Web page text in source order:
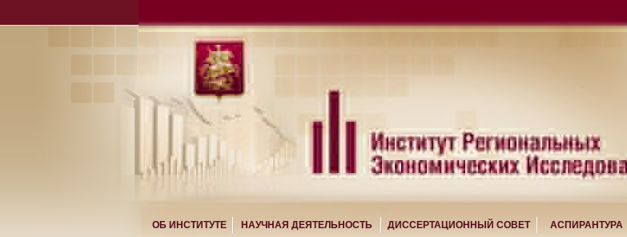
ОБ ИНСТИТУТЕ НАУЧНАЯ ДЕЯТЕЛЬНОСТЬ ДИССЕРТАЦИОННЫЙ СОВЕТ АСПИРАНТУРА